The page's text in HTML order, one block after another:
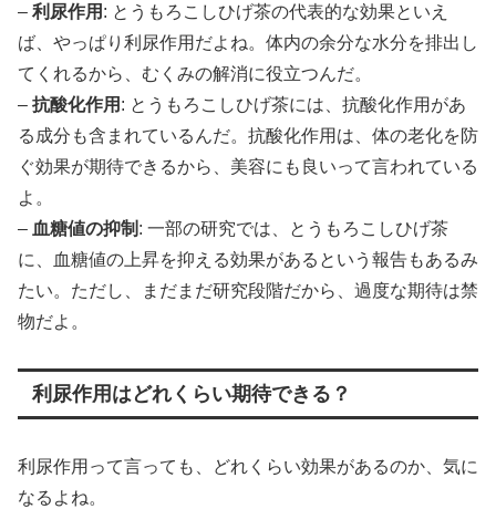
– 利尿作用 : とうもろこしひげ茶の代表的な効果といえ
ば、やっぱり利尿作用だよね。体内の余分な水分を排出し
てくれるから、むくみの解消に役立つんだ。
– 抗酸化作用 : とうもろこしひげ茶には、抗酸化作用があ
る成分も含まれているんだ。抗酸化作用は、体の老化を防
ぐ効果が期待できるから、美容にも良いって言われている
よ。
– 血糖値の抑制 : 一部の研究では、とうもろこしひげ茶
に、血糖値の上昇を抑える効果があるという報告もあるみ
たい。ただし、まだまだ研究段階だから、過度な期待は禁
物だよ。
利尿作用はどれくらい期待できる？
利尿作用って言っても、どれくらい効果があるのか、気に
なるよね。